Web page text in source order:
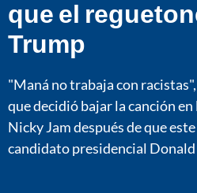
que el
Trump
"Maná no trabaja con
que decidió bajar la canción
Nicky Jam después de que
candidato presidencial